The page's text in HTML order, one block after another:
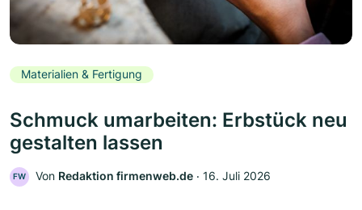
Materialien & Fertigung
Schmuck umarbeiten: Erbstück neu
gestalten lassen
FW Von Redaktion firmenweb.de ‧ 16. Juli 2026